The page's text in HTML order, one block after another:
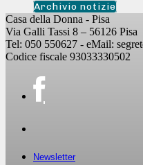
Archivio notizie
Casa della Donna - Pisa
Via Galli Tassi 8 – 56126 Pisa
Tel: 050 550627 - eMail:
Codice fiscale 93033330502
Newsletter